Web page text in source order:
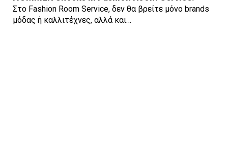
Στο Fashion Room Service, δεν θα βρείτε μόνο brands
μόδας ή καλλιτέχνες, αλλά και…